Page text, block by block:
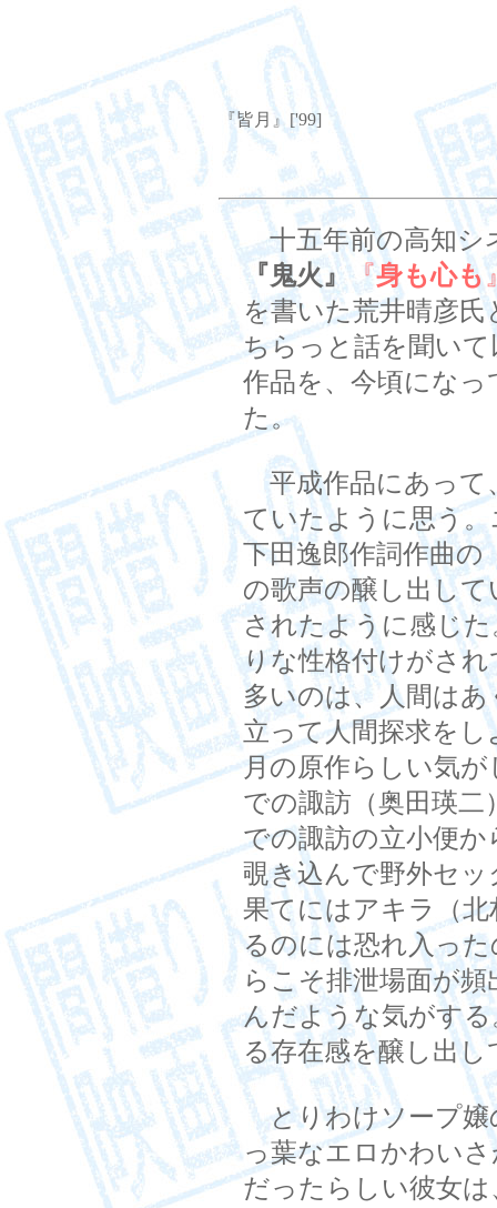
『皆月』['99]
十五年前の高知シ
『鬼火』『身も心も
を書いた荒井晴彦
ちらっと話を聞い
作品を、今頃にな
た。
平成作品にあって
ていたように思う
下田逸郎作詞作曲の
の歌声の醸し出し
されたように感じ
りな性格付けがさ
多いのは、人間は
立って人間探求を
月の原作らしい気
での諏訪（奥田瑛
での諏訪の立小便
覗き込んで野外セ
果てにはアキラ（
るのには恐れ入っ
らこそ排泄場面が
んだような気がす
る存在感を醸し出
とりわけソープ嬢
っ葉なエロかわい
だったらしい彼女